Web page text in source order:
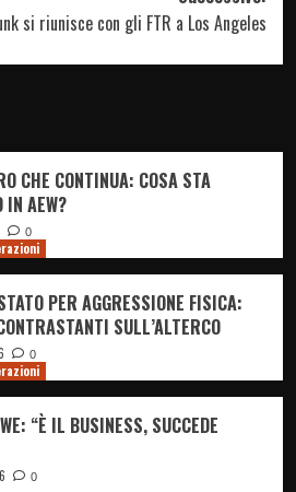
si riunisce con gli FTR a Los Angeles
CHE CONTINUA: COSA STA
IN AEW?
0
PER AGGRESSIONE FISICA:
SULL’ALTERCO
0
“È IL BUSINESS, SUCCEDE
0